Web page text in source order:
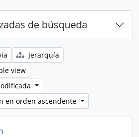
de búsqueda
Jerarquía
view
en orden ascendente